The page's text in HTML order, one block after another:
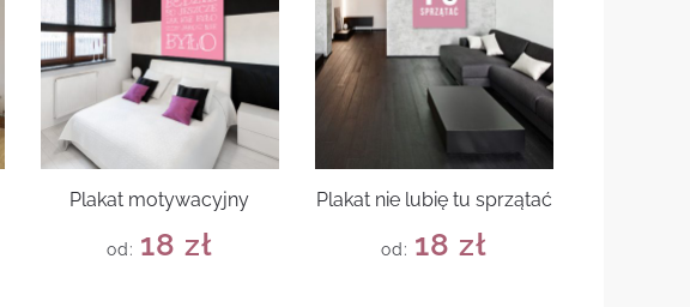
Plakat motywacyjny
od: 18zł
Plakat nie lubię tu sprzątać
od: 18zł